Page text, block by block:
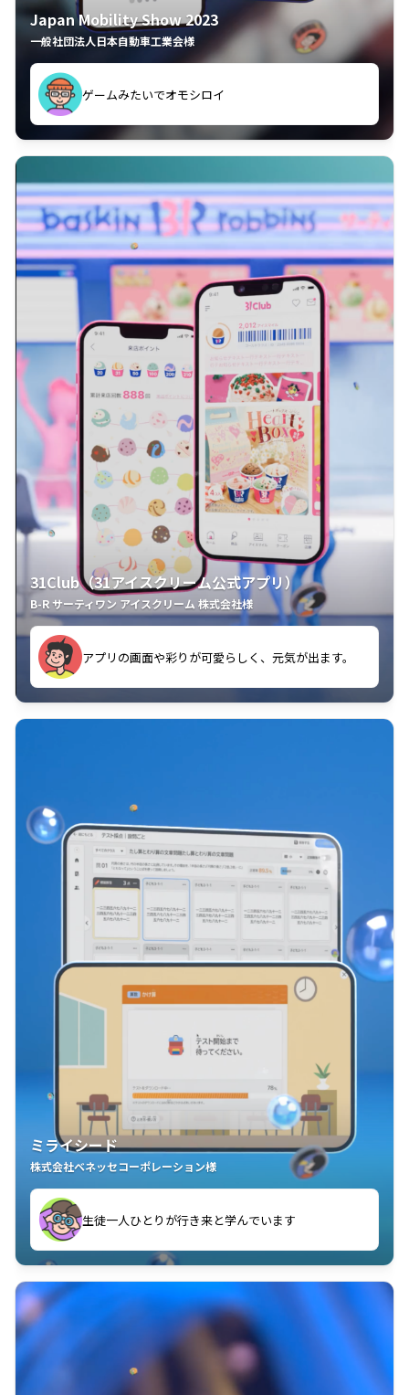
Japan Mobility Show 2023
一般社団法人日本自動車工業会様
ゲームみたいでオモシロイ
久々のモーターショーがアプリでもっと楽しめました
31Club（31アイスクリーム公式アプリ）
B-R サーティワン アイスクリーム 株式会社様
アプリの画面や彩りが可愛らしく、元気が出ます。
クラスごとに特典があるようなので使うのが楽しいで
す。
ミライシード
株式会社ベネッセコーポレーション様
生徒一人ひとりが行き来と学んでいます
教室中の児童生徒が「問題が解けてうれしい」「解く
ことが楽しい」を実感しています